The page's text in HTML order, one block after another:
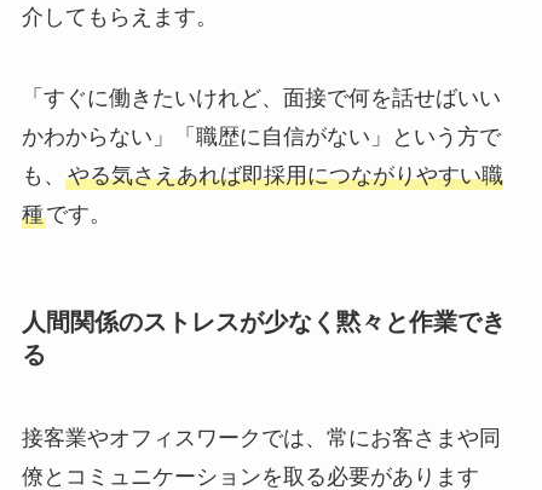
介してもらえます。
「すぐに働きたいけれど、面接で何を話せばいい
かわからない」「職歴に自信がない」という方で
も、 やる気さえあれば即採用につながりやすい職
種です。
人間関係のストレスが少なく黙々と作業でき
る
接客業やオフィスワークでは、常にお客さまや同
僚とコミュニケーションを取る必要があります